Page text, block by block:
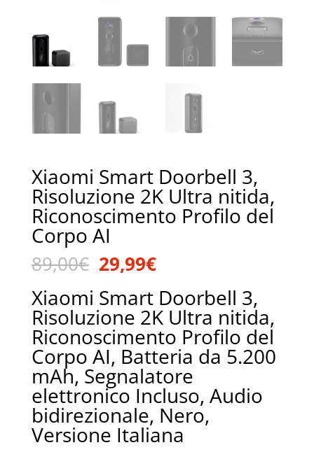
Xiaomi Smart Doorbell 3,
Risoluzione 2K Ultra nitida,
Riconoscimento Profilo del
Corpo AI
89,00€ Il
originale
era:
89,00€.
29,99€Il
attuale
è:
29,99€.
Xiaomi Smart Doorbell 3,
Risoluzione 2K Ultra nitida,
Riconoscimento Profilo del
Corpo AI, Batteria da 5.200
mAh, Segnalatore
elettronico Incluso, Audio
bidirezionale, Nero,
Versione Italiana